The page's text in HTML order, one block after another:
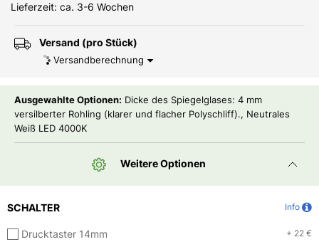
Lieferzeit: ca. 3-6 Wochen
Versand (pro Stück)
Versandberechnung
Ausgewahlte Optionen: Dicke des Spiegelglases: 4 mm
versilberter Rohling (klarer und flacher Polyschliff)., Neutrales
Weiß LED 4000K
Weitere Optionen
SCHALTER Info
Drucktaster 14mm + 22 €